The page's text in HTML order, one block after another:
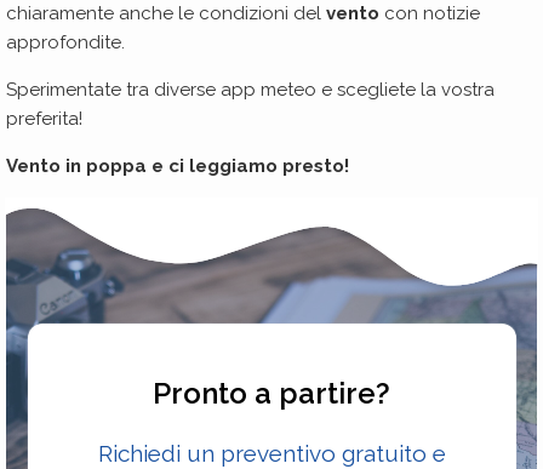
chiaramente anche le condizioni del vento con notizie
approfondite.
Sperimentate tra diverse app meteo e scegliete la vostra
preferita!
Vento in poppa e ci leggiamo presto!
Pronto a partire?
Richiedi un preventivo gratuito e